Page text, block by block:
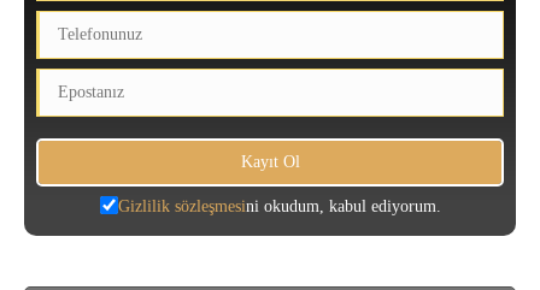
Gizlilik sözleşmesini okudum, kabul ediyorum.